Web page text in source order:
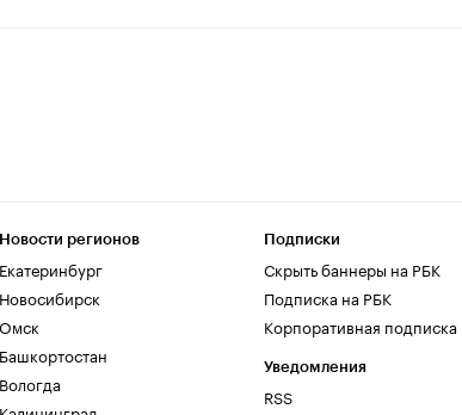
Новости регионов
Екатеринбург
Новосибирск
Омск
Башкортостан
Вологда
Подписки
Скрыть баннеры на РБК
Подписка на РБК
Корпоративная подписка
Уведомления
RSS